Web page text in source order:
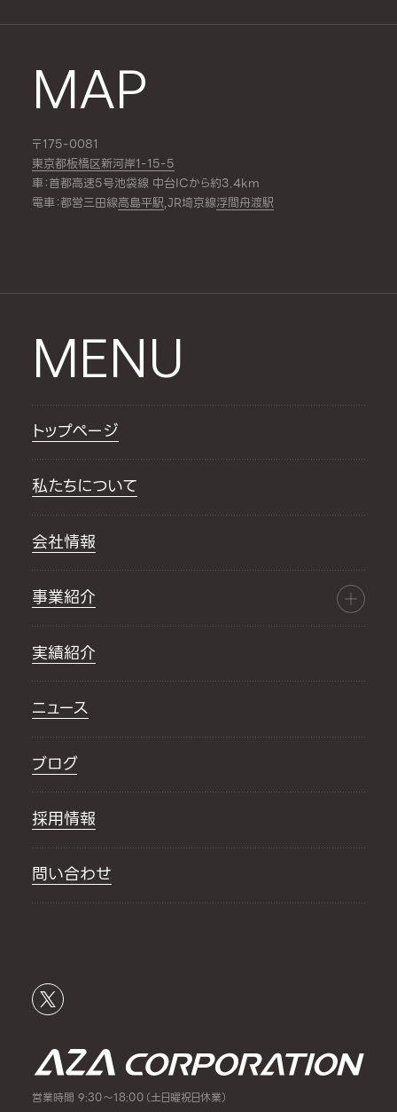
MAP
〒175-0081
東京都板橋区新河岸1-15-5
車：首都高速5号池袋線 中台ICから約3.4km
電車：都営三田線高島平駅,JR埼京線浮間舟渡駅
MENU
トップページ
私たちについて
会社情報
事業紹介
実績紹介
ニュース
ブログ
採用情報
問い合わせ
営業時間 9:30～18:00（土日曜祝日休業）